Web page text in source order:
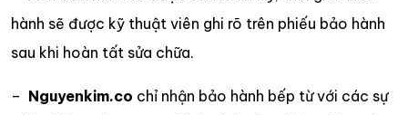
hành sẽ được kỹ thuật viên ghi rõ trên phiếu bảo hành
sau khi hoàn tất sửa chữa.
– Nguyenkim.co chỉ nhận bảo hành bếp từ với các sự